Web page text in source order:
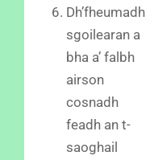
Dh’fheumadh
sgoilearan a
bha a’ falbh
airson
cosnadh
feadh an t-
saoghail